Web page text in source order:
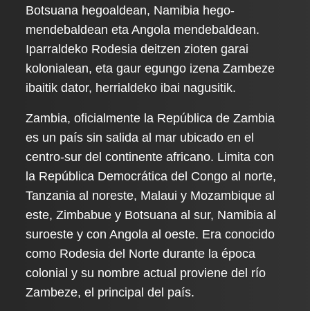
Botsuana hegoaldean, Namibia hego-
mendebaldean eta Angola mendebaldean.
Iparraldeko Rodesia deitzen zioten garai
kolonialean, eta gaur egungo izena Zambeze
ibaitik dator, herrialdeko ibai nagusitik.
Zambia, oficialmente la República de Zambia
es un país sin salida al mar ubicado en el
centro-sur del continente africano. Limita con
la República Democrática del Congo al norte,
Tanzania al noreste, Malaui y Mozambique al
este, Zimbabue y Botsuana al sur, Namibia al
suroeste y con Angola al oeste. Era conocido
como Rodesia del Norte durante la época
colonial y su nombre actual proviene del río
Zambeze, el principal del país.